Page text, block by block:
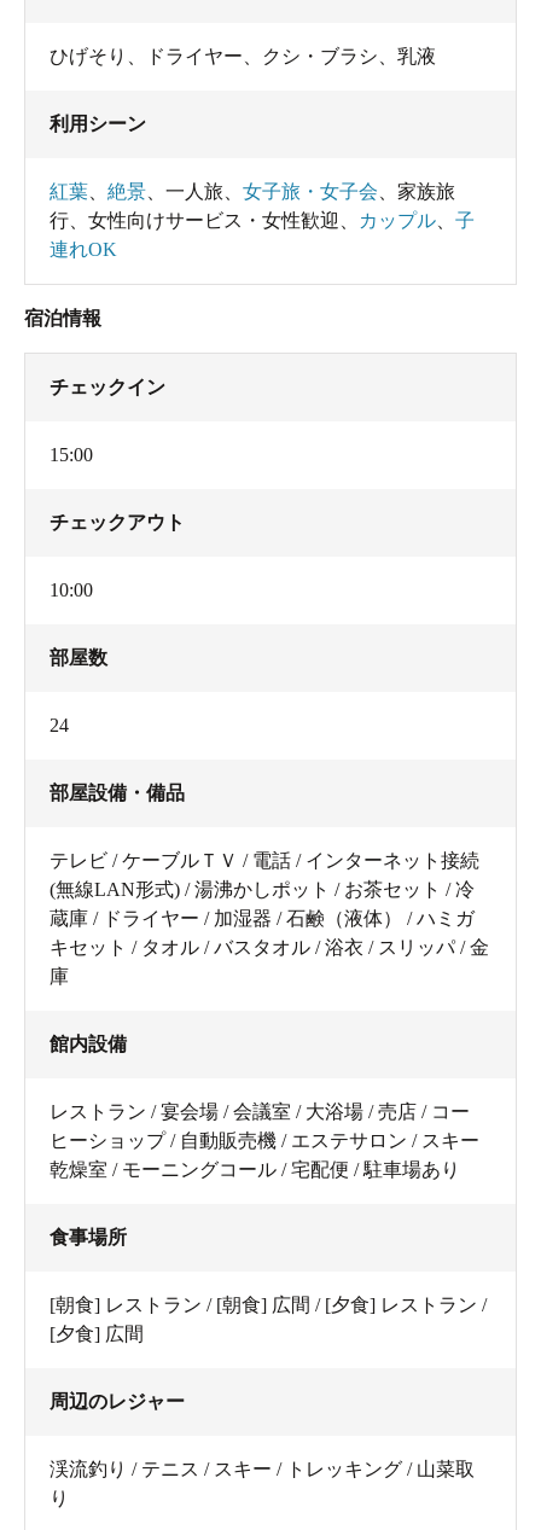
ひげそり ドライヤー クシ・ブラシ 乳液
利用シーン
紅葉 絶景 一人旅 女子旅・女子会
家族旅
行
女性向けサービス・女性歓迎 カップル
子
連れOK
宿泊情報
チェックイン
15:00
チェックアウト
10:00
部屋数
24
部屋設備・備品
テレビ / ケーブルＴＶ / 電話 / インターネット接続
(無線LAN形式) / 湯沸かしポット / お茶セット / 冷
蔵庫 / ドライヤー / 加湿器 / 石鹸（液体） / ハミガ
キセット / タオル / バスタオル / 浴衣 / スリッパ / 金
庫
館内設備
レストラン / 宴会場 / 会議室 / 大浴場 / 売店 / コー
ヒーショップ / 自動販売機 / エステサロン / スキー
乾燥室 / モーニングコール / 宅配便 / 駐車場あり
食事場所
[朝食] レストラン / [朝食] 広間 / [夕食] レストラン /
[夕食] 広間
周辺のレジャー
渓流釣り / テニス / スキー / トレッキング / 山菜取
り